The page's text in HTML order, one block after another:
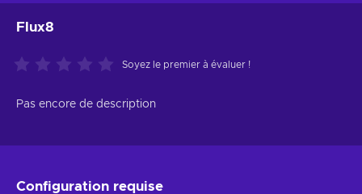
Flux8
Soyez le premier à évaluer !
Pas encore de description
Configuration requise